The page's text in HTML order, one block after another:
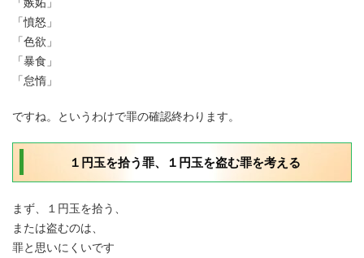
「憤怒」
「色欲」
「暴食」
「怠惰」
ですね。というわけで罪の確認終わります。
１円玉を拾う罪、１円玉を盗む罪を考える
まず、１円玉を拾う、
または盗むのは、
罪と思いにくいです